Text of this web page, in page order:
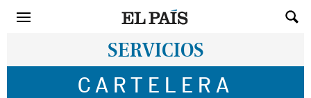
SERVICIOS
CARTELERA